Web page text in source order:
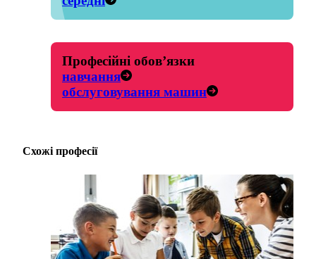
Професійні обов’язки
навчання
обслуговування машин
Схожі професії